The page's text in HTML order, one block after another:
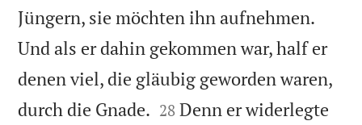
Jüngern, sie möchten ihn aufnehmen.
Und als er dahin gekommen war, half er
denen viel, die gläubig geworden waren,
durch die Gnade. 

28 Denn er widerlegte